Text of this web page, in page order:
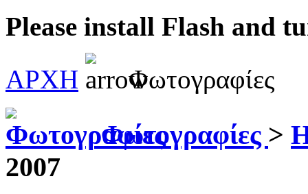
Please install Flash and
ΑΡΧΗ
Φωτογραφίες
Φωτογραφίες >
2007